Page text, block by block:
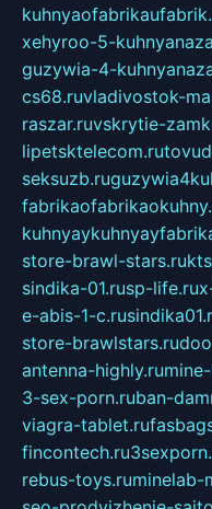
xehyroo-5-
guzywia-4-
cs68.ruvladivostok-
raszar.ruvskrytie-
lipetsktelecom.ru
seksuzb.ru
store-brawl-stars.ru
sindika-01.rusp-life.ru
e-abis-1-c.ru
store-brawlstars.ru
antenna-highly.ru
3-sex-porn.ruban-
viagra-tablet.ru
fincontech.ru
rebus-toys.ruminelab-